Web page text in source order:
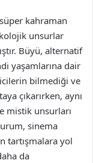
kahraman
unsurlar
Büyü, alternatif
yaşamlarına dair
bilmediği ve
çıkarırken, aynı
mistik unsurları
sinema
tartışmalara yol
da